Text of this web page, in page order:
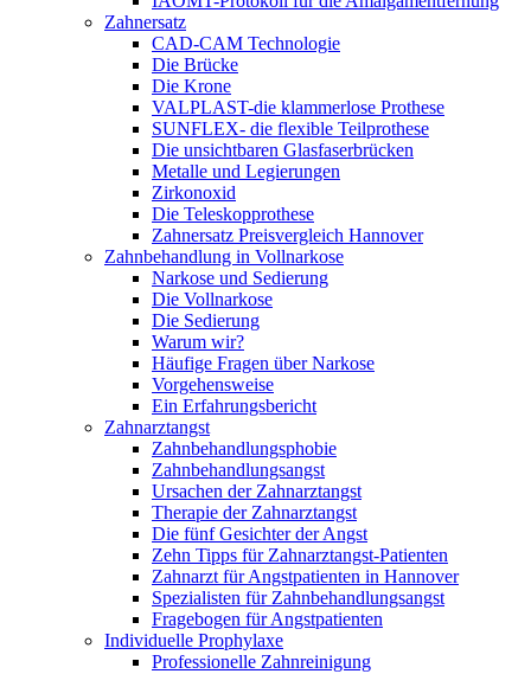
Zahnersatz
CAD-CAM Technologie
Die Brücke
Die Krone
VALPLAST-die klammerlose Prothese
SUNFLEX- die flexible Teilprothese
Die unsichtbaren Glasfaserbrücken
Metalle und Legierungen
Zirkonoxid
Die Teleskopprothese
Zahnersatz Preisvergleich Hannover
Zahnbehandlung in Vollnarkose
Narkose und Sedierung
Die Vollnarkose
Die Sedierung
Warum wir?
Häufige Fragen über Narkose
Vorgehensweise
Ein Erfahrungsbericht
Zahnarztangst
Zahnbehandlungsphobie
Zahnbehandlungsangst
Ursachen der Zahnarztangst
Therapie der Zahnarztangst
Die fünf Gesichter der Angst
Zehn Tipps für Zahnarztangst-Patienten
Zahnarzt für Angstpatienten in Hannover
Spezialisten für Zahnbehandlungsangst
Fragebogen für Angstpatienten
Individuelle Prophylaxe
Professionelle Zahnreinigung